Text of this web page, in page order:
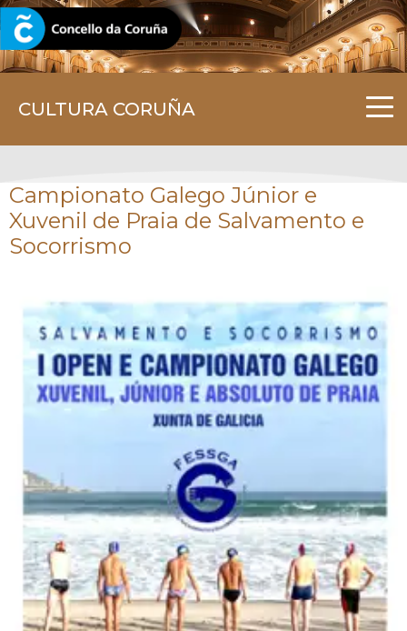
CULTURA CORUÑA
CORUNA.GAL
Campionato Galego Júnior e
Xuvenil de Praia de Salvamento e
Socorrismo